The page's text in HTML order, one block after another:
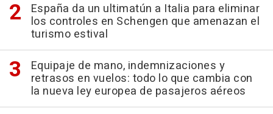
España da un ultimatún a Italia para eliminar
los controles en Schengen que amenazan el
turismo estival
Equipaje de mano, indemnizaciones y
retrasos en vuelos: todo lo que cambia con
la nueva ley europea de pasajeros aéreos